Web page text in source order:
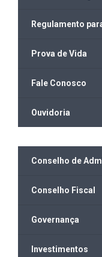
Regulamento
Prova de Vida
Fale Conosco
Ouvidoria
Conselho de
Conselho Fiscal
Governança
Investimentos